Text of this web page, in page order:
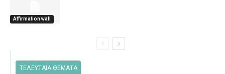
Affirmation wall
ΤΕΛΕΥΤΑΙΑ ΘΕΜΑΤΑ